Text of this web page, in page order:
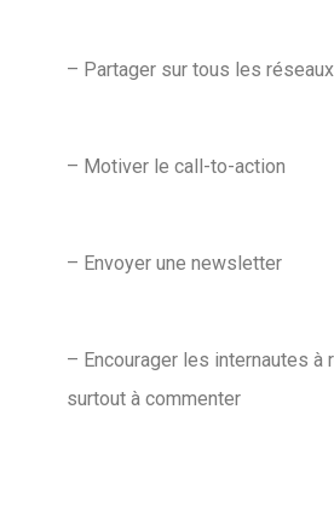
– Partager sur tous les
– Motiver le call-to-action
– Envoyer une newsletter
– Encourager les internautes à
surtout à commenter